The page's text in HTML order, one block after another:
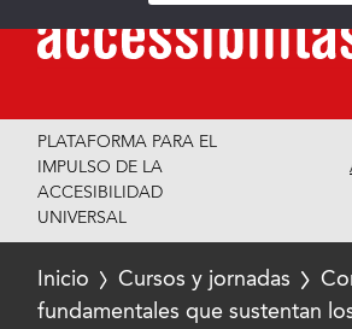
PLATAFORMA PARA EL
IMPULSO DE LA
ACCESIBILIDAD
UNIVERSAL
Inicio Cursos y jornadas
fundamentales que sustentan